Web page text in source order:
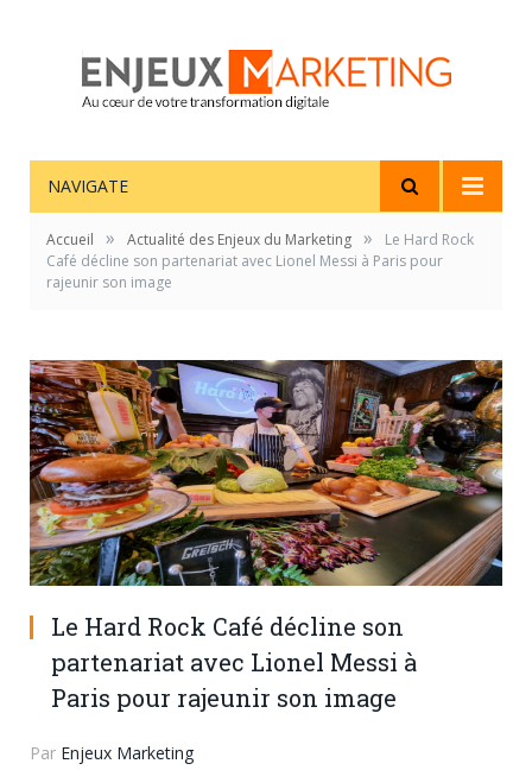
NAVIGATE
Accueil » Actualité des Enjeux du Marketing »
Le Hard Rock
Café décline son partenariat avec Lionel Messi à Paris pour
rajeunir son image
Le Hard Rock Café décline son
partenariat avec Lionel Messi à
Paris pour rajeunir son image
Par Enjeux Marketing